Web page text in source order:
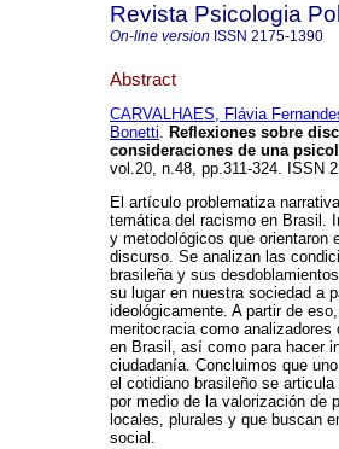
Revista Psicologia
On-line version ISSN 2175-1390
Abstract
CARVALHAES, Flávia
Bonetti. Reflexiones sobre
consideraciones de una
vol.20, n.48, pp.311-324. ISSN
El artículo problematiza
temática del racismo en Brasil.
y metodológicos que orientaron
discurso. Se analizan las
brasileña y sus
su lugar en nuestra sociedad a
ideológicamente. A partir de
meritocracia como
en Brasil, así como para hacer
ciudadanía. Concluimos que
el cotidiano brasileño se
por medio de la valorización de
locales, plurales y que buscan
social.